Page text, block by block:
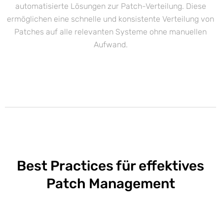
automatisierte Lösungen zur Patch-Verteilung. Diese
ermöglichen eine schnelle und konsistente Verteilung von
Patches auf alle relevanten Systeme ohne manuellen
Aufwand.
Best Practices für effektives
Patch Management